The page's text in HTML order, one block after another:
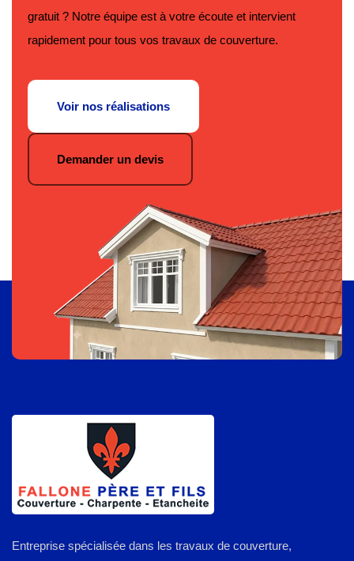
gratuit ? Notre équipe est à votre écoute et intervient
rapidement pour tous vos travaux de couverture.
Voir nos réalisations
Demander un devis
Entreprise spécialisée dans les travaux de couverture,